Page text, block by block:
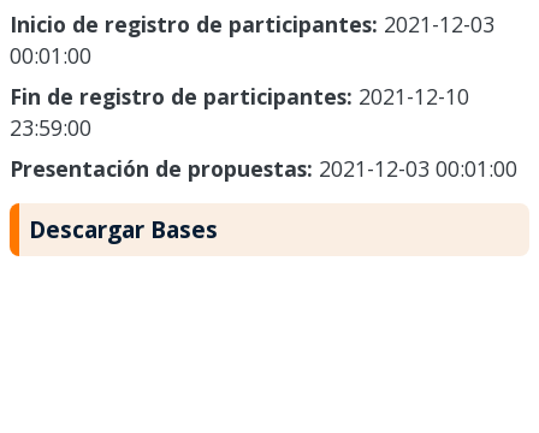
Inicio de registro de participantes: 2021-12-03
00:01:00
Fin de registro de participantes: 2021-12-10
23:59:00
Presentación de propuestas: 2021-12-03 00:01:00
Descargar Bases